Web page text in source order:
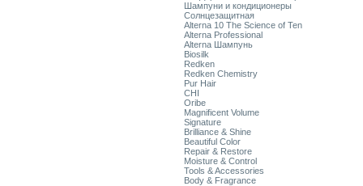
Шампуни и кондиционеры
Солнцезащитная
Alterna 10 The Science of Ten
Alterna Professional
Alterna Шампунь
Biosilk
Redken
Redken Chemistry
Pur Hair
CHI
Oribe
Magnificent Volume
Signature
Brilliance & Shine
Beautiful Color
Repair & Restore
Moisture & Control
Tools & Accessories
Body & Fragrance